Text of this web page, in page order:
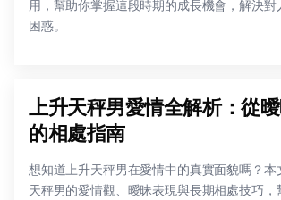
用，幫助你掌握這段時期的成長機會，解決對
困惑。
上升天秤男愛情全解析：從
的相處指南
想知道上升天秤男在愛情中的真實面貌嗎？本
天秤男的愛情觀、曖昧表現與長期相處技巧，